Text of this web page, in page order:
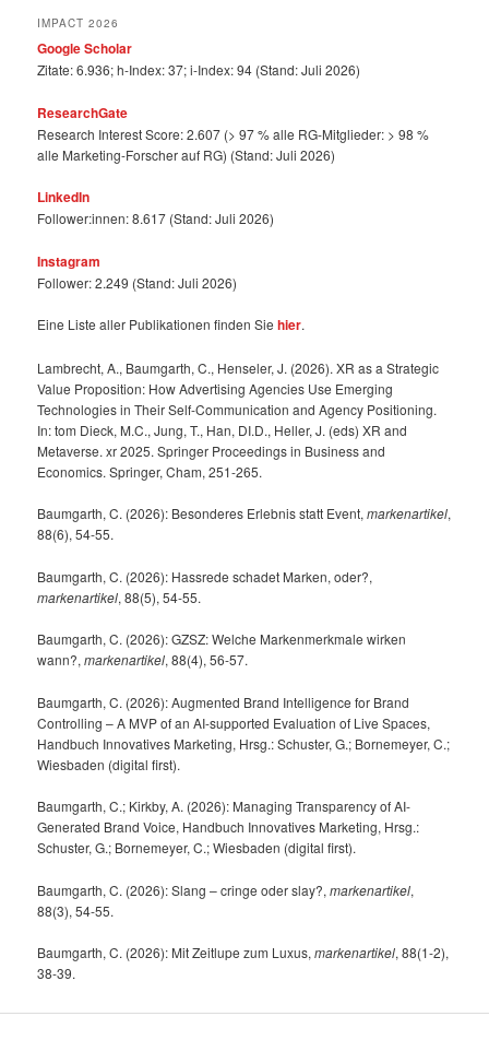
IMPACT 2026
Google Scholar
Zitate: 6.936; h-Index: 37; i-Index: 94 (Stand: Juli 2026)
ResearchGate
Research Interest Score: 2.607 (> 97 % alle RG-Mitglieder: > 98 %
alle Marketing-Forscher auf RG) (Stand: Juli 2026)
LinkedIn
Follower:innen: 8.617 (Stand: Juli 2026)
Instagram
Follower: 2.249 (Stand: Juli 2026)
Eine Liste aller Publikationen finden Siehier.
Lambrecht, A., Baumgarth, C., Henseler, J. (2026). XR as a Strategic
Value Proposition: How Advertising Agencies Use Emerging
Technologies in Their Self-Communication and Agency Positioning.
In: tom Dieck, M.C., Jung, T., Han, DI.D., Heller, J. (eds) XR and
Metaverse. xr 2025. Springer Proceedings in Business and
Economics. Springer, Cham, 251-265.
Baumgarth, C. (2026): Besonderes Erlebnis statt Event,markenartikel,
88(6), 54-55.
Baumgarth, C. (2026): Hassrede schadet Marken, oder?,
markenartikel, 88(5), 54-55.
Baumgarth, C. (2026): GZSZ: Welche Markenmerkmale wirken
wann?,markenartikel, 88(4), 56-57.
Baumgarth, C. (2026): Augmented Brand Intelligence for Brand
Controlling – A MVP of an AI-supported Evaluation of Live Spaces,
Handbuch Innovatives Marketing, Hrsg.: Schuster, G.; Bornemeyer, C.;
Wiesbaden (digital first).
Baumgarth, C.; Kirkby, A. (2026): Managing Transparency of AI-
Generated Brand Voice, Handbuch Innovatives Marketing, Hrsg.:
Schuster, G.; Bornemeyer, C.; Wiesbaden (digital first).
Baumgarth, C. (2026): Slang – cringe oder slay?,markenartikel,
88(3), 54-55.
Baumgarth, C. (2026): Mit Zeitlupe zum Luxus,markenartikel, 88(1-2),
38-39.